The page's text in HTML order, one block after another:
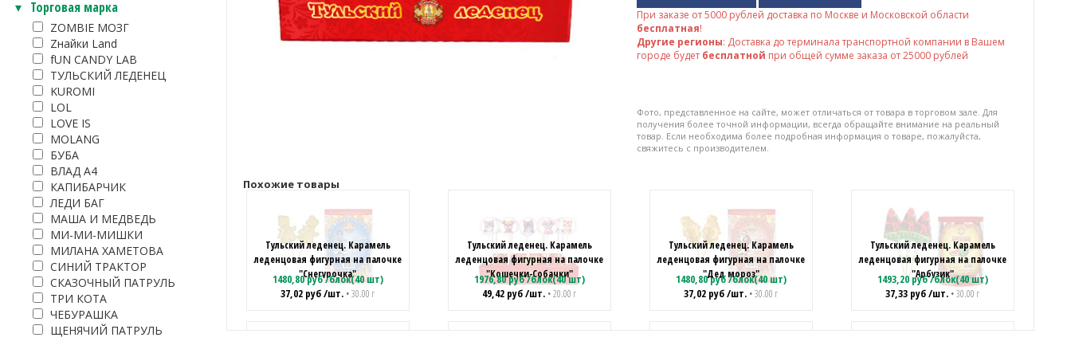
Торговая марка
ZOMBIE МОЗГ
Zнайки Land
fUN CANDY LAB
ТУЛЬСКИЙ ЛЕДЕНЕЦ
KUROMI
LOL
LOVE IS
MOLANG
БУБА
ВЛАД А4
КАПИБАРЧИК
ЛЕДИ БАГ
МАША И МЕДВЕДЬ
МИ-МИ-МИШКИ
МИЛАНА ХАМЕТОВА
СИНИЙ ТРАКТОР
СКАЗОЧНЫЙ ПАТРУЛЬ
ТРИ КОТА
ЧЕБУРАШКА
ЩЕНЯЧИЙ ПАТРУЛЬ
При заказе от5000 рублей доставка по Москве и Московской области
бесплатная!
Другие регионы: Доставка до терминала транспортной компании в Вашем
городе будет бесплатной при общей сумме заказа от 25000 рублей
Фото, представленное на сайте, может отличаться от товара в торговом зале. Для
получения более точной информации, всегда обращайте внимание на реальный
товар. Если необходима более подробная информация о товаре, пожалуйста,
свяжитесь с производителем.
Похожие товары
Тульский леденец. Карамель
леденцовая фигурная на палочке
"Снегурочка"
1480,80руб/блок(40 шт)
37,02 руб/шт. • 30.00 г
Тульский леденец. Карамель
леденцовая фигурная на палочке
"Кошечки-Собачки"
1976,80руб/блок(40 шт)
49,42 руб/шт. • 20.00 г
Тульский леденец. Карамель
леденцовая фигурная на палочке
"Дед мороз"
1480,80руб/блок(40 шт)
37,02 руб/шт. • 30.00 г
Тульский леденец. Карамель
леденцовая фигурная на палочке
"Арбузик"
1493,20руб/блок(40 шт)
37,33 руб/шт. • 30.00 г